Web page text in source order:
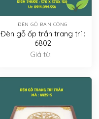
ĐÈN GỖ BAN CÔNG
Đèn gỗ ốp trần trang trí :
6802
Giá từ: